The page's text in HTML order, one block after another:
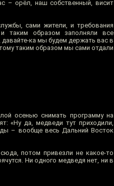
– орёл, наш собственный, висит
сами жители, и требования
таким образом заполняли все
ка мы будем держать вас в
таким образом мы сами отдали
осенью снимать программу на
«Ну да, медведи тут приходили,
– вообще весь Дальний Восток
потом привезли не какое-то
Ни одного медведя нет, ни в